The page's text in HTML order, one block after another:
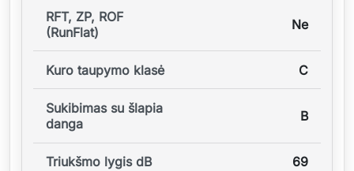
RFT, ZP, ROF
(RunFlat)
Ne
Kuro taupymo klasė C
Sukibimas su šlapia
danga
B
Triukšmo lygis dB 69